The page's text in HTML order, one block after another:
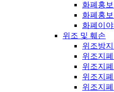
화폐홍
화폐홍
화폐이야
위조 및 훼손
위조방지
위조지
위조지
위조지
위조지